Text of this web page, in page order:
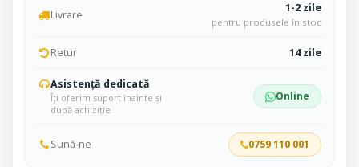
Livrare 1-2 zile
pentru produsele în stoc
Retur 14 zile
Asistență dedicată
Îți oferim suport înainte și
după achiziție
Online
Sună-ne 0759 110 001